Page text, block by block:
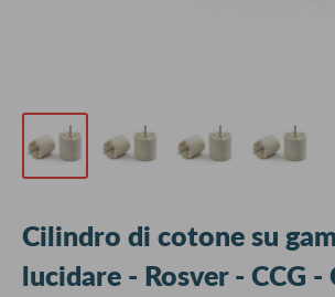
Cilindro di cotone su
lucidare - Rosver - CCG -